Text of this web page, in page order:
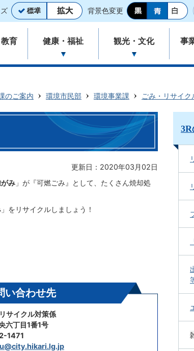
背景色変更
育 健康・福祉 観光・文化 事
のご案内 環境市民部 環境事業課 ごみ・リサイク
更新日：2020年03月02日
み 」が『可燃ごみ』として、たくさん焼却処
」をリサイクルしましょう！
い合わせ先
サイクル対策係
六丁目1番1号
1471